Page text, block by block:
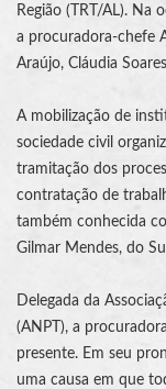
Região ( TRT /AL). Na
a procuradora-chefe
Araújo, Cláudia
A mobilização de
sociedade civil
tramitação dos
contratação de
também conhecida
Gilmar Mendes, do
Delegada da
(ANPT), a
presente. Em seu
uma causa em que